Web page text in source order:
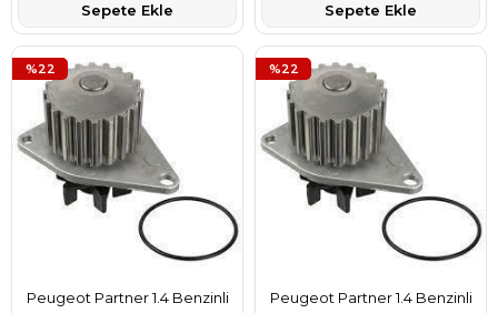
Sepete Ekle Sepete Ekle
Peugeot Partner 1.4 Benzinli
%22
Peugeot Partner 1.4 Benzinli
%22